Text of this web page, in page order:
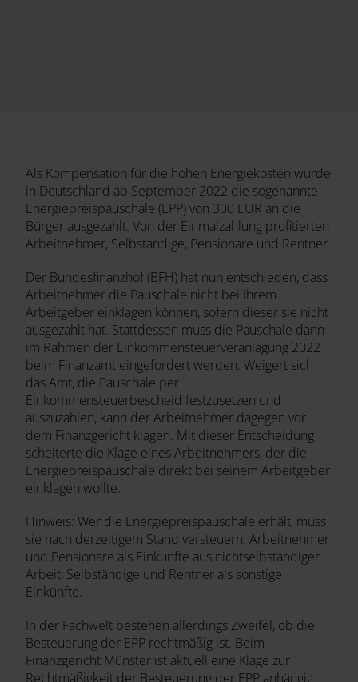
Als Kompensation für die hohen Energiekosten wurde
in Deutschland ab September 2022 die sogenannte
Energiepreispauschale (EPP) von 300 EUR an die
Bürger ausgezahlt. Von der Einmalzahlung profitierten
Arbeitnehmer, Selbständige, Pensionäre und Rentner.
Der Bundesfinanzhof (BFH) hat nun entschieden, dass
Arbeitnehmer die Pauschale nicht bei ihrem
Arbeitgeber einklagen können, sofern dieser sie nicht
ausgezahlt hat. Stattdessen muss die Pauschale dann
im Rahmen der Einkommensteuerveranlagung 2022
beim Finanzamt eingefordert werden. Weigert sich
das Amt, die Pauschale per
Einkommensteuerbescheid festzusetzen und
auszuzahlen, kann der Arbeitnehmer dagegen vor
dem Finanzgericht klagen. Mit dieser Entscheidung
scheiterte die Klage eines Arbeitnehmers, der die
Energiepreispauschale direkt bei seinem Arbeitgeber
einklagen wollte.
Hinweis: Wer die Energiepreispauschale erhält, muss
sie nach derzeitigem Stand versteuern: Arbeitnehmer
und Pensionäre als Einkünfte aus nichtselbständiger
Arbeit, Selbständige und Rentner als sonstige
Einkünfte.
In der Fachwelt bestehen allerdings Zweifel, ob die
Besteuerung der EPP rechtmäßig ist. Beim
Finanzgericht Münster ist aktuell eine Klage zur
Rechtmäßigkeit der Besteuerung der EPP anhängig